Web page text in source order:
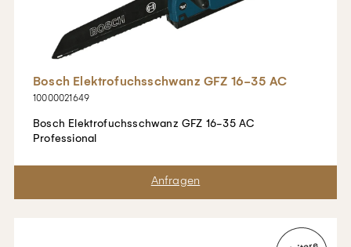
Bosch Elektrofuchsschwanz GFZ 16-35 AC
10000021649
Bosch Elektrofuchsschwanz GFZ 16-35 AC
Professional